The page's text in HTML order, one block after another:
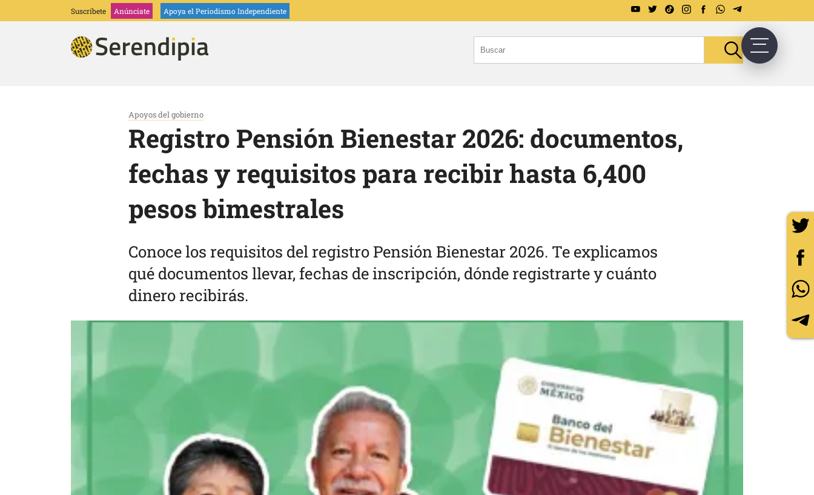
Suscríbete Anúnciate Apoya el Periodismo Independiente
Apoyos del gobierno
Registro Pensión Bienestar 2026: documentos,
fechas y requisitos para recibir hasta 6,400
pesos bimestrales
Conoce los requisitos del registro Pensión Bienestar 2026. Te explicamos
qué documentos llevar, fechas de inscripción, dónde registrarte y cuánto
dinero recibirás.